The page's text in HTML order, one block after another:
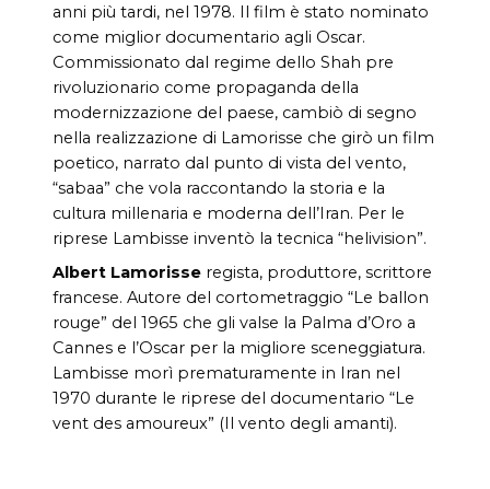
anni più tardi, nel 1978. Il film è stato nominato
come miglior documentario agli Oscar.
Commissionato dal regime dello Shah pre
rivoluzionario come propaganda della
modernizzazione del paese, cambiò di segno
nella realizzazione di Lamorisse che girò un film
poetico, narrato dal punto di vista del vento,
“sabaa” che vola raccontando la storia e la
cultura millenaria e moderna dell’Iran. Per le
riprese Lambisse inventò la tecnica “helivision”.
Albert Lamorisse regista, produttore, scrittore
francese. Autore del cortometraggio “Le ballon
rouge” del 1965 che gli valse la Palma d’Oro a
Cannes e l’Oscar per la migliore sceneggiatura.
Lambisse morì prematuramente in Iran nel
1970 durante le riprese del documentario “Le
vent des amoureux” (Il vento degli amanti).